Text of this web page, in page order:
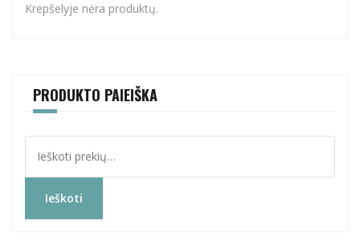
Krepšelyje nėra produktų.
PRODUKTO PAIEIŠKA
Ieškoti